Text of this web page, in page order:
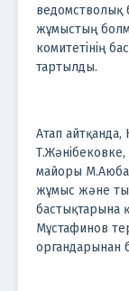
ведомстволық
жұмыстың
комитетінің
тартылды.
Атап айтқанда,
майоры
жұмыс және
бастықтарына
Мұстафинов
органдарынан